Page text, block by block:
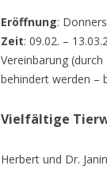
Eröffnung:
Zeit: 09.02. –
Vereinbarung
behindert werden –
Vielfältige
Herbert und Dr.